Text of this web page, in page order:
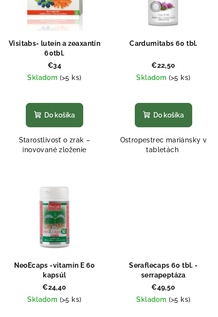
Visitabs- luteín a zeaxantín
60tbl.
€34
Skladom (>5 ks)
hodnotenie
produktu
z
5
Do košíka
Starostlivosť o zrak –
inovované zloženie
Cardumitabs 60 tbl.
€22,50
Skladom (>5 ks)
hodnotenie
produktu
z
5
Do košíka
Ostropestrec mariánsky v
tabletách
NeoEcaps -vitamín E 60
kapsúl
€24,40
Skladom (>5 ks)
Seraflecaps 60 tbl. -
serrapeptáza
€49,50
Skladom (>5 ks)